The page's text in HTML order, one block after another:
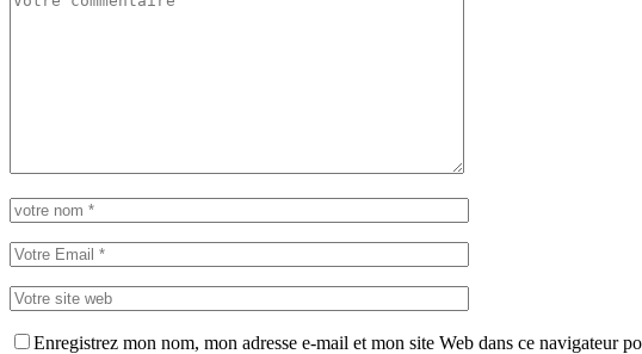
Enregistrez mon nom, mon adresse e-mail et mon site Web dans ce navigateur